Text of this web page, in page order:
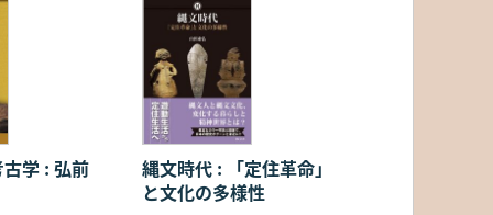
学 : 弘前
縄文時代 : 「定住革命」
と文化の多様性